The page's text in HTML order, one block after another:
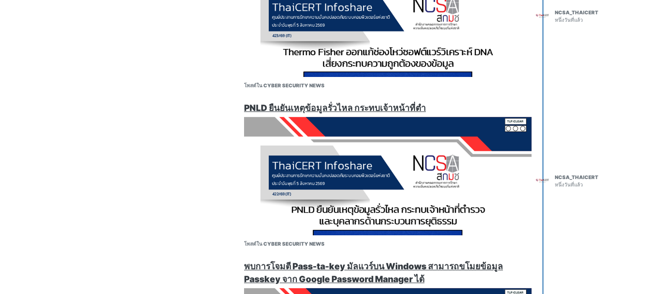
Paperclip'sauthenticated and local-development modes. Together, they illustrate a
pattern that extends beyond this open-source project to any system where
configuration and executable code are the same thing. An unauthenticated attacker
browses to a Paperclip deployment, creates an account, and within moments,
executes arbitrary commands on the server. A developer imports a malicious agent
configuration bundle into their local Paperclip instance, and the specified command
executes as the Paperclip process. Neither requires a phishing email, stolen
credential, or user interaction, just three distinct authorization failures in how
https://www.oasis.security/blog/paperclip-agent-vulnerabilities
https://thehackernews.com/2026/08/paperclip-ai-flaws-let-attackers-run.html
https://www.infosecurity-magazine.com/news/paperclip-ai-vulnerabilities-rce/
OVSwrap: Another Linux Local Root Vulnerability
"In CIFSwitch, we gave models the tools to build and navigate semantic graphs –
and got a nice multihop logical vulnerability chain in return. I like deterministic logic
bugs: they are elegant and reliable. Memory bugs, OTOH, almost always involve
grooming, indeterminism, and the chance to crash the host if you don’t place things
right. It also doesn’t help that (open) LLMs, in my experience, are just not that good
at reasoning about memory issues (finding an overflow is one thing, but thinking
‘geometrically’ to groom the memory for an exploit is another). My taste preferences
aside, I figured – why not try and solve LLMs’ blindspots’ with tools once again? I
settled on something extremely basic: forcing the hunter agents to keep a
persistent state of the relevant geometric structures via ASCII diagrams, at each
state of iteration."
https://thehackernews.com/2026/08/new-ovswrap-linux-kernel-flaw-lets.html
https://securityaffairs.com/196657/hacking/ovswrap-13-year-old-linux-kernel-flaw-
lets-local-users-become-root.html
สามารถติดตามข่าวสารได้ที่ webboard หรือ Facebook NCSA Thailand
สามารถติดตามข่าวสารได้ที่ webboard หรือ Facebook NCSA Thailand
โพสต์ใน CYBER SECURITY NEWS
NCSA_THAICERT
หนึ่งวันที่แล้ว
PNLD ยืนยันเหตุข้อมูลรั่วไหล กระทบเจ้าหน้าที่ตำ
โพสต์ใน CYBER SECURITY NEWS
NCSA_THAICERT
หนึ่งวันที่แล้ว
พบการโจมตี Pass-ta-key มัลแวร์บน Windows สามารถขโมยข้อมูล
Passkey จาก Google Password Manager ได้